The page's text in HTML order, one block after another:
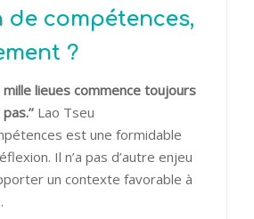
de compétences,
?
mille lieues commence toujours
Lao Tseu
est une formidable
Il n’a pas d’autre enjeu
un contexte favorable à